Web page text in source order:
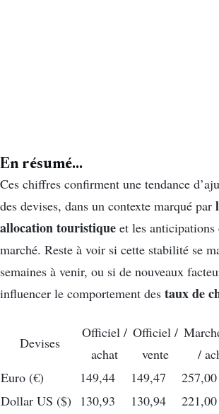
En résumé…
Ces chiffres confirment une tendance
des devises, dans un contexte marqué par
allocation touristique et les anticipations
marché. Reste à voir si cette stabilité se
semaines à venir, ou si de nouveaux
influencer le comportement des taux de
Devises
Officiel /
achat
Officiel /
vente
/
Euro (€)
149,44 149,47 257,00
Dollar US ($) 130,93 130,94 221,00